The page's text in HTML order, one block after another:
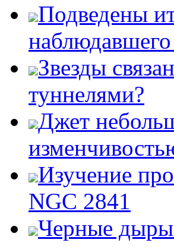
Подведены
Звезды
туннелями?
Джет
Изучение
NGC 2841
Черные дыры